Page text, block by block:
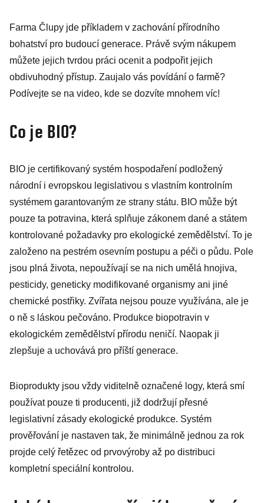
Farma Člupy jde příkladem v zachování přírodního
bohatství pro budoucí generace. Právě svým nákupem
můžete jejich tvrdou práci ocenit a podpořit jejich
obdivuhodný přístup. Zaujalo vás povídání o farmě?
Podívejte se na video, kde se dozvíte mnohem víc!
Co je BIO?
BIO je certifikovaný systém hospodaření podložený
národní i evropskou legislativou s vlastním kontrolním
systémem garantovaným ze strany státu. BIO může být
pouze ta potravina, která splňuje zákonem dané a státem
kontrolované požadavky pro ekologické zemědělství. To je
založeno na pestrém osevním postupu a péči o půdu. Pole
jsou plná života, nepoužívají se na nich umělá hnojiva,
pesticidy, geneticky modifikované organismy ani jiné
chemické postřiky. Zvířata nejsou pouze využívána, ale je
o ně s láskou pečováno. Produkce biopotravin v
ekologickém zemědělství přírodu neničí. Naopak ji
zlepšuje a uchovává pro příští generace.
Bioprodukty jsou vždy viditelně označené logy, která smí
používat pouze ti producenti, již dodržují přesné
legislativní zásady ekologické produkce. Systém
prověřování je nastaven tak, že minimálně jednou za rok
projde celý řetězec od prvovýroby až po distribuci
kompletní speciální kontrolou.